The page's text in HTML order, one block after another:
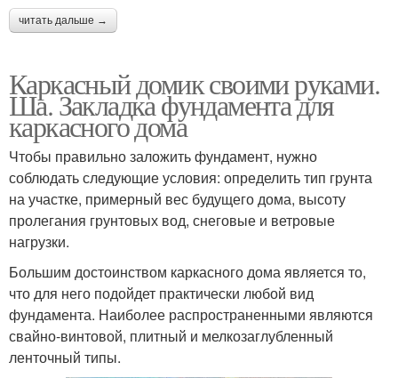
читать дальше →
Каркасный домик своими руками.
Ша. Закладка фундамента для
каркасного дома
Чтобы правильно заложить фундамент, нужно
соблюдать следующие условия: определить тип грунта
на участке, примерный вес будущего дома, высоту
пролегания грунтовых вод, снеговые и ветровые
нагрузки.
Большим достоинством каркасного дома является то,
что для него подойдет практически любой вид
фундамента. Наиболее распространенными являются
свайно-винтовой, плитный и мелкозаглубленный
ленточный типы.